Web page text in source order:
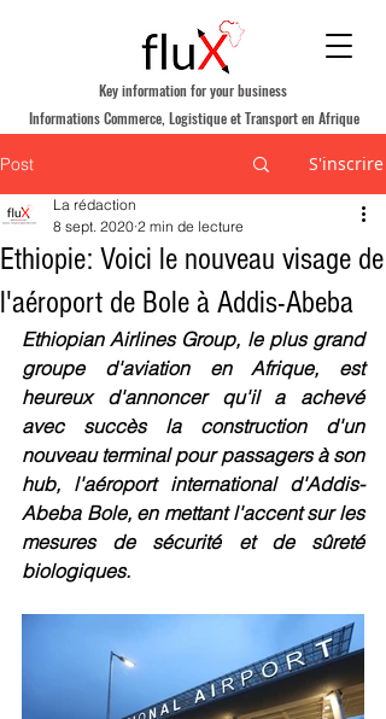
Informations Commerce, Logistique et Transport en Afrique
Key information for your business
Post S'inscrire
Ethiopie: Voici le nouveau visage de
l'aéroport de Bole à Addis-Abeba
La rédaction
8 sept. 2020 2 min de lecture
Ethiopian Airlines Group, le plus grand
groupe d'aviation en Afrique, est
heureux d'annoncer qu'il a achevé
avec succès la construction d'un
nouveau terminal pour passagers à son
hub, l'aéroport international d'Addis-
Abeba Bole, en mettant l'accent sur les
mesures de sécurité et de sûreté
biologiques.